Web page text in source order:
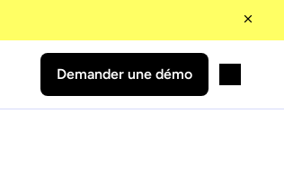
Demander une démo